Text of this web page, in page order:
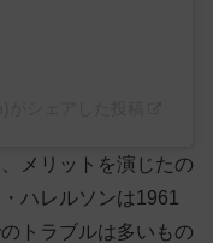
メリットを演じたの
ハレルソンは1961
トラブルは多いもの